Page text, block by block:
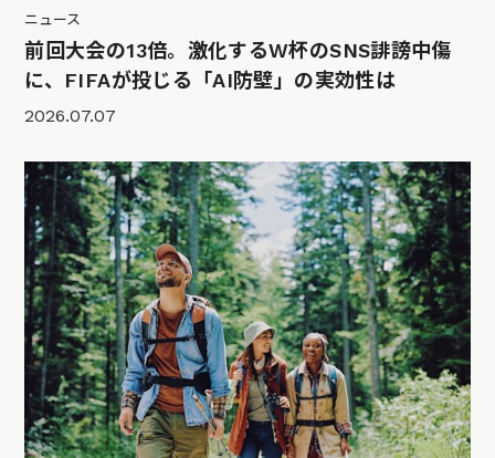
ニュース
前回大会の13倍。激化するW杯のSNS誹謗中傷
に、FIFAが投じる「AI防壁」の実効性は
2026.07.07